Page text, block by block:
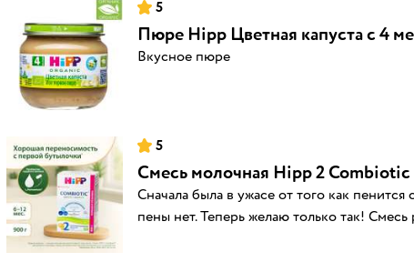
5
Пюре Hipp Цветная капуста с 4
Вкусное пюре
5
Смесь молочная Hipp 2 Combiotic
Сначала была в ужасе от того как
пены нет. Теперь желаю только так!